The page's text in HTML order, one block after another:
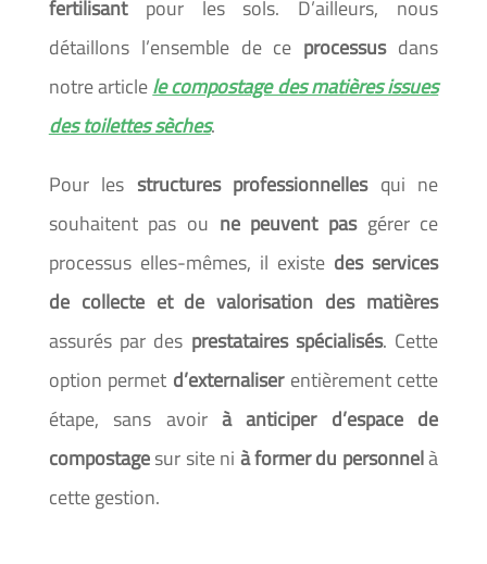
fertilisantpour les sols. D’ailleurs, nous
détaillons l’ensemble de ce processusdans
notre articlele compostage des matières issues
des toilettes sèches.
Pour les structures professionnellesqui ne
souhaitent pas ou ne peuvent pasgérer ce
processus elles-mêmes, il existe des services
de collecte et de valorisation des matières
assurés par des prestataires spécialisés. Cette
option permet d’externaliserentièrement cette
étape, sans avoir à anticiper d’espace de
compostagesur site ni à former du personnelà
cette gestion.